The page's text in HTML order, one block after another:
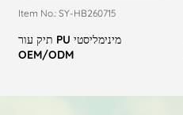
Item No.: SY-HB260715
תיק עור PU מינימליסטי
OEM/ODM